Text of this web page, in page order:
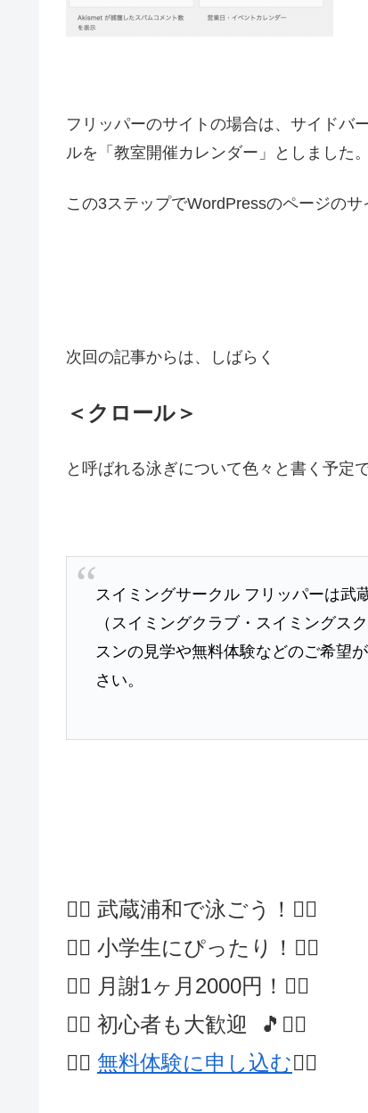
フリッパーのサイトの場合は、サイドバ
ルを「教室開催カレンダー」としました。
この3ステップでWordPressのページの
次回の記事からは、しばらく
＜クロール＞
と呼ばれる泳ぎについて色々と書く予定で
スイミングサークル フリッパーは武
（スイミングクラブ・スイミングス
スンの見学や無料体験などのご希望
さい。
🏊‍♂️ 武蔵浦和で泳ごう！🏊‍♂️
🏊‍♂️ 小学生にぴったり！🏊‍♂️
🏊‍♂️ 月謝1ヶ月2000円！🏊‍♂️
🏊‍♂️ 初心者も大歓迎 🎵🏊‍♂️
🏊‍♀️ 無料体験に申し込む🏊‍♂️